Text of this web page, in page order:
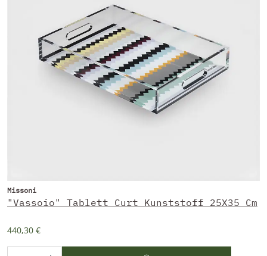
Missoni
"Vassoio" Tablett Curt Kunststoff 25X35 Cm
440,30 €